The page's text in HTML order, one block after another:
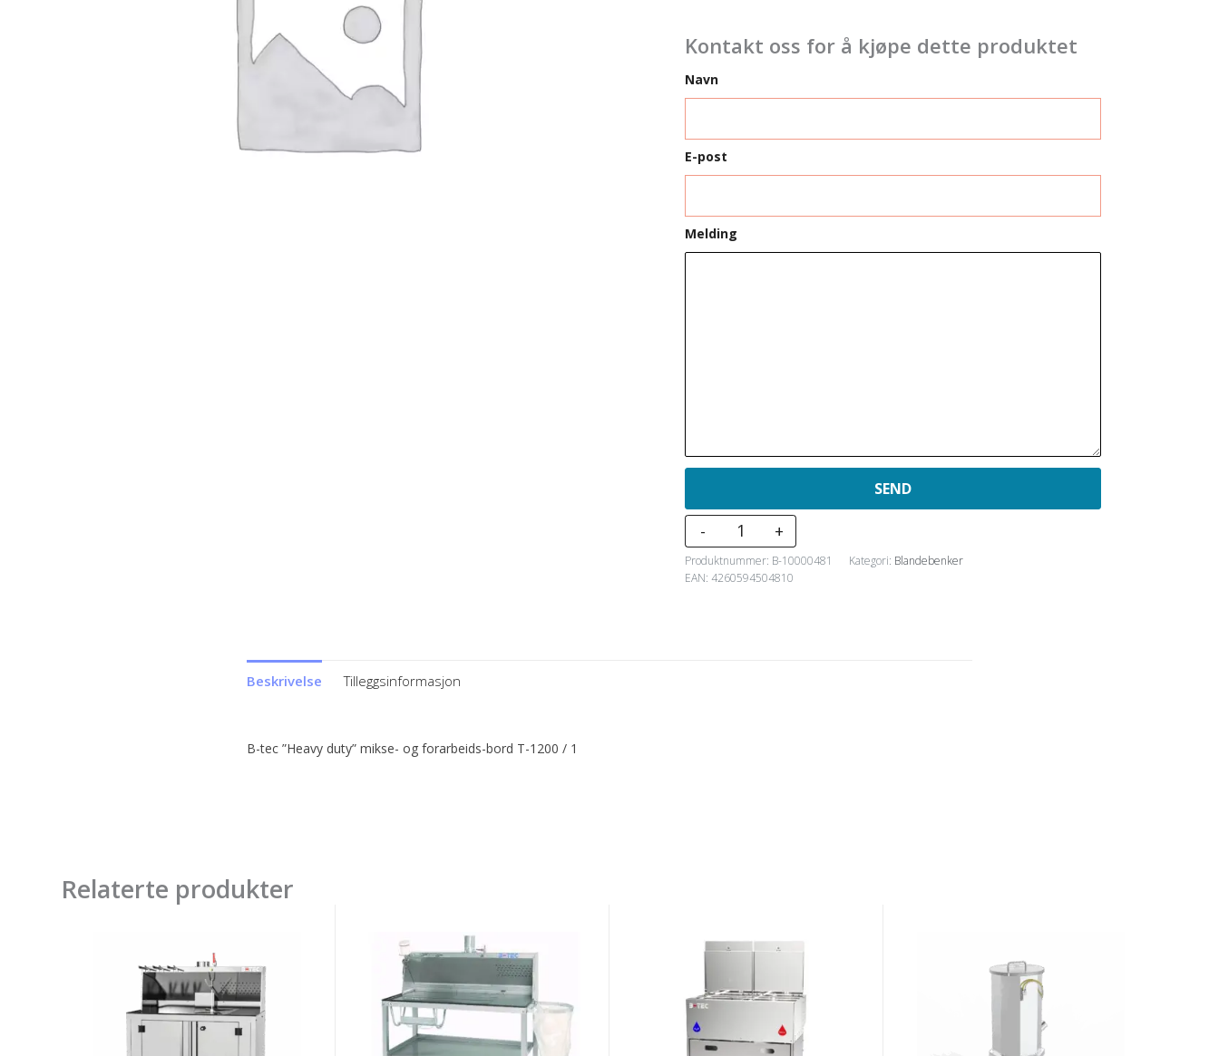
Kontakt oss for å kjøpe dette produktet
Navn
E-post
Melding
-
tec
''Heavy
+
Produktnummer: B-10000481 Kategori: Blandebenker
EAN: 4260594504810
Beskrivelse Tilleggsinformasjon
B-tec ”Heavy duty” mikse- og forarbeids-bord T-1200 / 1
Relaterte produkter
Blandebenk
Mikse
Avfallscontainer
oppsamlingsbeholder